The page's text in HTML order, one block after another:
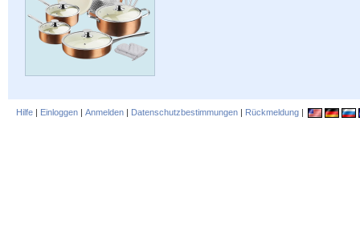
Hilfe | Einloggen | Anmelden | Datenschutzbestimmungen | Rückmeldung |